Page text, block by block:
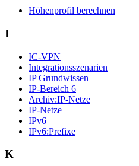
Höhenprofil berechnen
I
IC-VPN
Integrationsszenarien
IP Grundwissen
IP-Bereich 6
Archiv:IP-Netze
IP-Netze
IPv6
IPv6:Prefixe
K